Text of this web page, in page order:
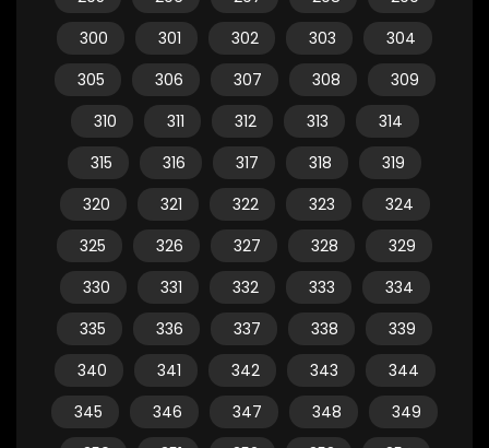
300
301 302 303
304
305
306 307 308
309
310
311 312 313
314
315
316 317 318
319
320
321 322 323
324
325
326 327 328
329
330
331 332 333
334
335
336 337 338
339
340
341 342 343
344
345
346 347 348
349